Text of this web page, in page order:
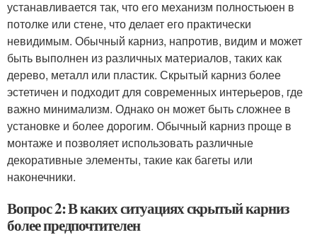
устанавливается так, что его механизм полностьюен в
потолке или стене, что делает его практически
невидимым. Обычный карниз, напротив, видим и может
быть выполнен из различных материалов, таких как
дерево, металл или пластик. Скрытый карниз более
эстетичен и подходит для современных интерьеров, где
важно минимализм. Однако он может быть сложнее в
установке и более дорогим. Обычный карниз проще в
монтаже и позволяет использовать различные
декоративные элементы, такие как багеты или
наконечники.
Вопрос 2: В каких ситуациях скрытый карниз
более предпочтителен